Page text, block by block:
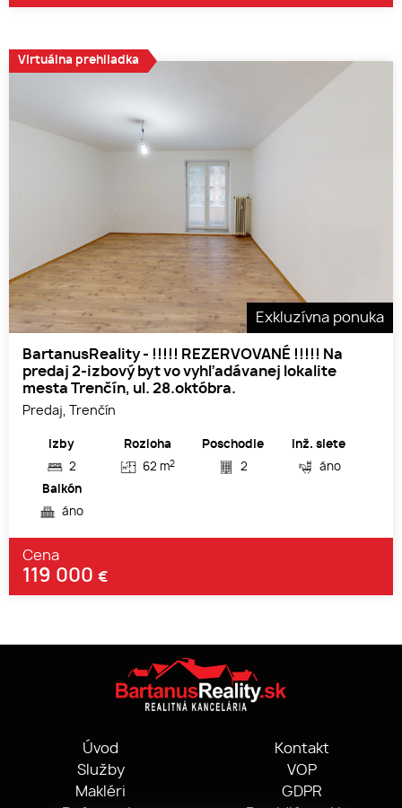
Exkluzívna ponuka
BartanusReality - !!!!! REZERVOVANÉ !!!!! Na
predaj 2-izbový byt vo vyhľadávanej lokalite
mesta Trenčín, ul. 28.októbra.
Predaj, Trenčín
Izby
2
Rozloha
62 m2
Poschodie
2
Inž. siete
áno
Balkón
áno
Cena
119 000 €
Virtuálna prehliadka
Úvod
Služby
Makléri
Kontakt
VOP
GDPR